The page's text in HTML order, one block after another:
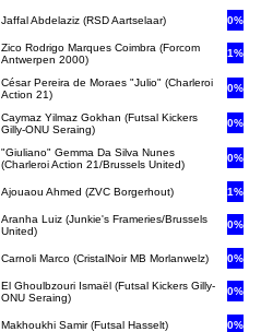
Jaffal Abdelaziz (RSD Aartselaar) 0%
Zico Rodrigo Marques Coimbra (Forcom
Antwerpen 2000)
1%
César Pereira de Moraes "Julio" (Charleroi
Action 21)
0%
Caymaz Yilmaz Gokhan (Futsal Kickers
Gilly-ONU Seraing)
0%
"Giuliano" Gemma Da Silva Nunes
(Charleroi Action 21/Brussels United)
0%
Ajouaou Ahmed (ZVC Borgerhout) 1%
Aranha Luiz (Junkie's Frameries/Brussels
United)
0%
Carnoli Marco (CristalNoir MB Morlanwelz) 0%
El Ghoulbzouri Ismaël (Futsal Kickers Gilly-
ONU Seraing)
0%
Makhoukhi Samir (Futsal Hasselt) 0%